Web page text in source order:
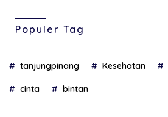
Populer Tag
tanjungpinang Kesehatan
cinta bintan